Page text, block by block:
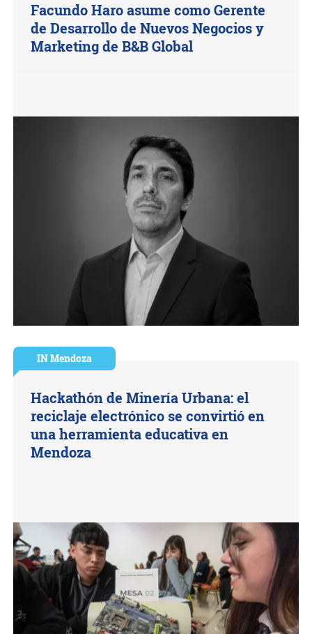
Facundo Haro asume como Gerente
de Desarrollo de Nuevos Negocios y
Marketing de B&B Global
IN Mendoza
Hackathón de Minería Urbana: el
reciclaje electrónico se convirtió en
una herramienta educativa en
Mendoza